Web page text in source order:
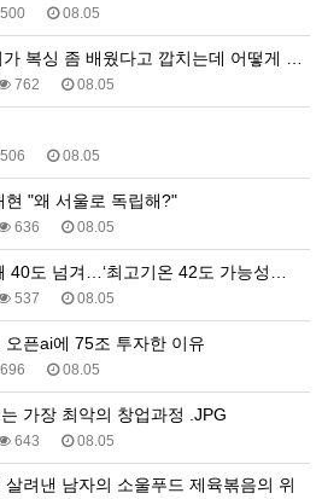
500 08.05
복싱 좀 배웠다고 깝치는데 어떻게 …
762 08.05
506 08.05
현 "왜 서울로 독립해?"
636 08.05
40도 넘겨…‘최고기온 42도 가능성…
537 08.05
오픈ai에 75조 투자한 이유
696 08.05
가장 최악의 창업과정 .JPG
643 08.05
살려낸 남자의 소울푸드 제육볶음의 위